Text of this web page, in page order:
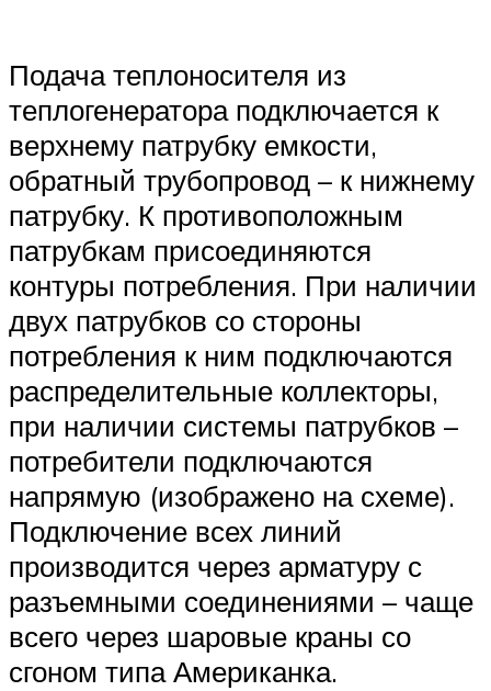
Подача теплоносителя из
теплогенератора подключается к
верхнему патрубку емкости,
обратный трубопровод – к нижнему
патрубку. К противоположным
патрубкам присоединяются
контуры потребления. При наличии
двух патрубков со стороны
потребления к ним подключаются
распределительные коллекторы,
при наличии системы патрубков –
потребители подключаются
напрямую (изображено на схеме).
Подключение всех линий
производится через арматуру с
разъемными соединениями – чаще
всего через шаровые краны со
сгоном типа Американка.